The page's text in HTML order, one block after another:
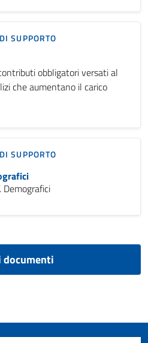
SUPPORTO
obbligatori versati al
che aumentano il carico
SUPPORTO